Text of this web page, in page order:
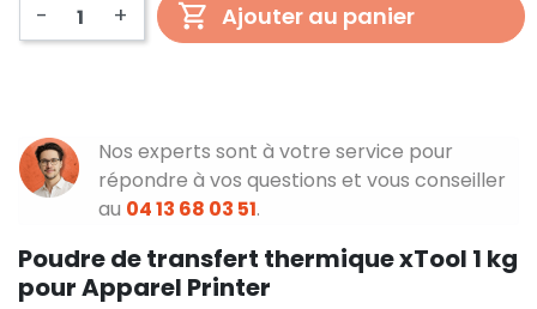
- + Ajouter au panier
Nos experts sont à votre service pour
répondre à vos questions et vous conseiller
au 04 13 68 03 51.
Poudre de transfert thermique xTool 1 kg
pour Apparel Printer